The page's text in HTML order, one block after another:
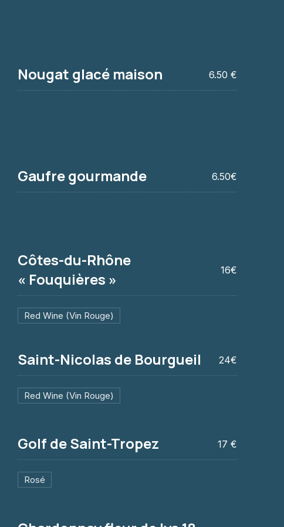
Nougat glacé maison 6.50 €
Gaufre gourmande 6.50€
« Fouquières »
Côtes-du-Rhône
« Fouquières »
16€
Red Wine (Vin Rouge)
Saint-Nicolas de Bourgueil 24€
Red Wine (Vin Rouge)
Golf de Saint-Tropez 17 €
Rosé